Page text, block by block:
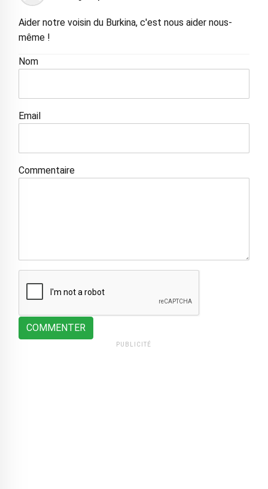
Aider notre voisin du Burkina, c'est nous aider nous-
même !
Nom
Email
Commentaire
COMMENTER
PUBLICITÉ